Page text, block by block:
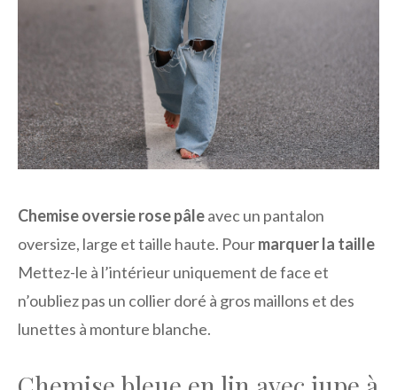
Chemise oversie rose pâleavec un pantalon
oversize, large et taille haute. Pourmarquer la taille
Mettez-le à l’intérieur uniquement de face et
n’oubliez pas un collier doré à gros maillons et des
lunettes à monture blanche.